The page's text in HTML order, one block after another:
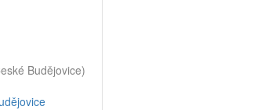
Budějovice)